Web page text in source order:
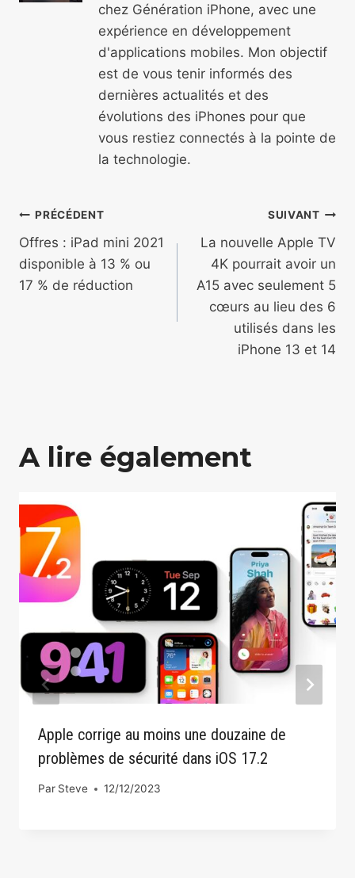
chez Génération iPhone, avec une
expérience en développement
d'applications mobiles. Mon objectif
est de vous tenir informés des
dernières actualités et des
évolutions des iPhones pour que
vous restiez connectés à la pointe de
la technologie.
Navigation
de
l’article
PRÉCÉDENT
Offres : iPad mini 2021
disponible à 13 % ou
17 % de réduction
SUIVANT
La nouvelle Apple TV
4K pourrait avoir un
A15 avec seulement 5
cœurs au lieu des 6
utilisés dans les
iPhone 13 et 14
A lire également
Apple corrige au moins une douzaine de
problèmes de sécurité dans iOS 17.2
Par Steve 12/12/2023